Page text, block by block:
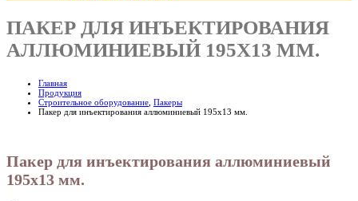
ПАКЕР ДЛЯ ИНЪЕКТИРОВАНИЯ
АЛЛЮМИНИЕВЫЙ 195Х13 ММ.
Главная
Продукция
Строительное оборудование Пакеры
Пакер для инъектирования аллюминиевый 195х13 мм.
Пакер для инъектирования аллюминиевый
195х13 мм.